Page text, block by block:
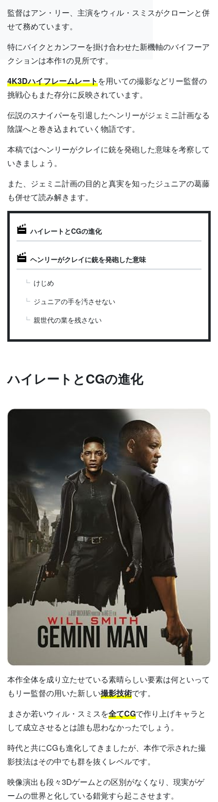
監督はアン・リー、主演をウィル・スミスがクローンと併
せて務めています。
特にバイクとカンフーを掛け合わせた新機軸のバイフーア
クションは本作1の見所です。
4K3Dハイフレームレートを用いての撮影などリー監督の
挑戦心もまた存分に反映されています。
伝説のスナイパーを引退したヘンリーがジェミニ計画なる
陰謀へと巻き込まれていく物語です。
本稿ではヘンリーがクレイに銃を発砲した意味を考察して
いきましょう。
また、ジェミニ計画の目的と真実を知ったジュニアの葛藤
も併せて読み解きます。
ハイレートとCGの進化
ヘンリーがクレイに銃を発砲した意味
けじめ
ジュニアの手を汚させない
親世代の業を残さない
ハイレートとCGの進化
本作全体を成り立たせている素晴らしい要素は何といって
もリー監督の用いた新しい撮影技術です。
まさか若いウィル・スミスを全てCGで作り上げキャラと
して成立させるとは誰も思わなかったでしょう。
時代と共にCGも進化してきましたが、本作で示された撮
影技法はその中でも群を抜くレベルです。
映像演出も段々3Dゲームとの区別がなくなり、現実がゲ
ームの世界と化している錯覚すら起こさせます。